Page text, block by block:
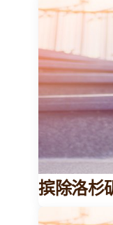
摈除洛杉